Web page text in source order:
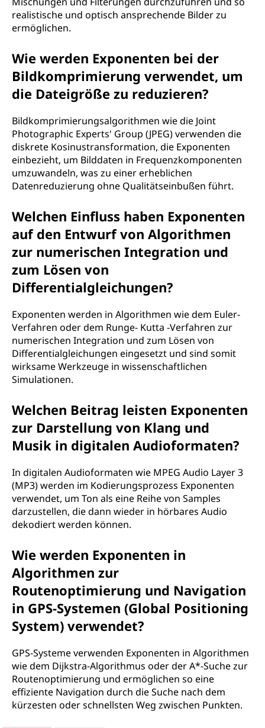
realistische und optisch ansprechende Bilder zu
ermöglichen.
Wie werden Exponenten bei der
Bildkomprimierung verwendet, um
die Dateigröße zu reduzieren?
Bildkomprimierungsalgorithmen wie die Joint
Photographic Experts' Group (JPEG) verwenden die
diskrete Kosinustransformation, die Exponenten
einbezieht, um Bilddaten in Frequenzkomponenten
umzuwandeln, was zu einer erheblichen
Datenreduzierung ohne Qualitätseinbußen führt.
Welchen Einfluss haben Exponenten
auf den Entwurf von Algorithmen
zur numerischen Integration und
zum Lösen von
Differentialgleichungen?
Exponenten werden in Algorithmen wie dem Euler-
Verfahren oder dem Runge- Kutta -Verfahren zur
numerischen Integration und zum Lösen von
Differentialgleichungen eingesetzt und sind somit
wirksame Werkzeuge in wissenschaftlichen
Simulationen.
Welchen Beitrag leisten Exponenten
zur Darstellung von Klang und
Musik in digitalen Audioformaten?
In digitalen Audioformaten wie MPEG Audio Layer 3
(MP3) werden im Kodierungsprozess Exponenten
verwendet, um Ton als eine Reihe von Samples
darzustellen, die dann wieder in hörbares Audio
dekodiert werden können.
Wie werden Exponenten in
Algorithmen zur
Routenoptimierung und Navigation
in GPS-Systemen (Global Positioning
System) verwendet?
GPS-Systeme verwenden Exponenten in Algorithmen
wie dem Dijkstra-Algorithmus oder der A*-Suche zur
Routenoptimierung und ermöglichen so eine
effiziente Navigation durch die Suche nach dem
kürzesten oder schnellsten Weg zwischen Punkten.